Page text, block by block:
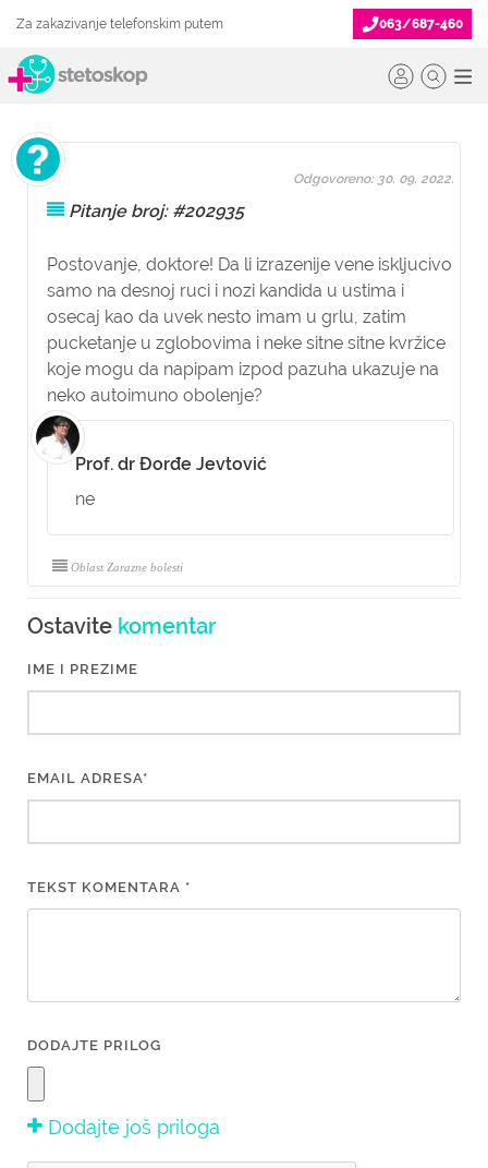
Za zakazivanje telefonskim putem 063/687-460
Pitanje broj: #202935
Postovanje, doktore! Da li izrazenije vene iskljucivo
samo na desnoj ruci i nozi kandida u ustima i
osecaj kao da uvek nesto imam u grlu, zatim
pucketanje u zglobovima i neke sitne sitne kvržice
koje mogu da napipam izpod pazuha ukazuje na
neko autoimuno obolenje?
Odgovoreno: 30. 09. 2022.
Prof. dr Đorđe Jevtović
ne
Oblast Zarazne bolesti
Ostavite komentar
IME I PREZIME
EMAIL ADRESA*
TEKST KOMENTARA *
DODAJTE PRILOG
Dodajte još priloga